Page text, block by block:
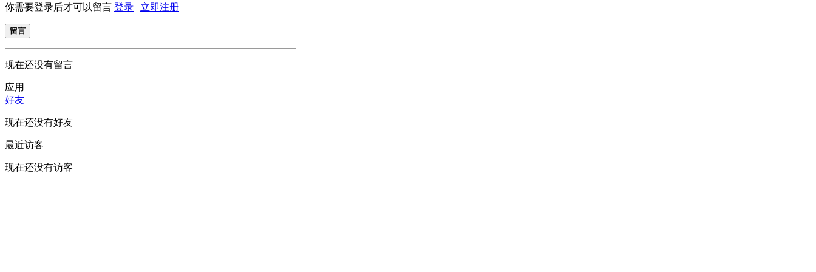
你需要登录后才可以留言 登录 | 立即注册
留言
现在还没有留言
应用
好友
现在还没有好友
最近访客
现在还没有访客